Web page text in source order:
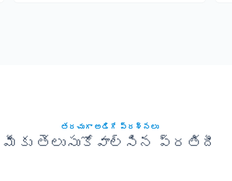
తరచుగా అడిగే ప్రశ్నలు
మీకు తెలుసుకోవాల్సిన ప్రతిదీ